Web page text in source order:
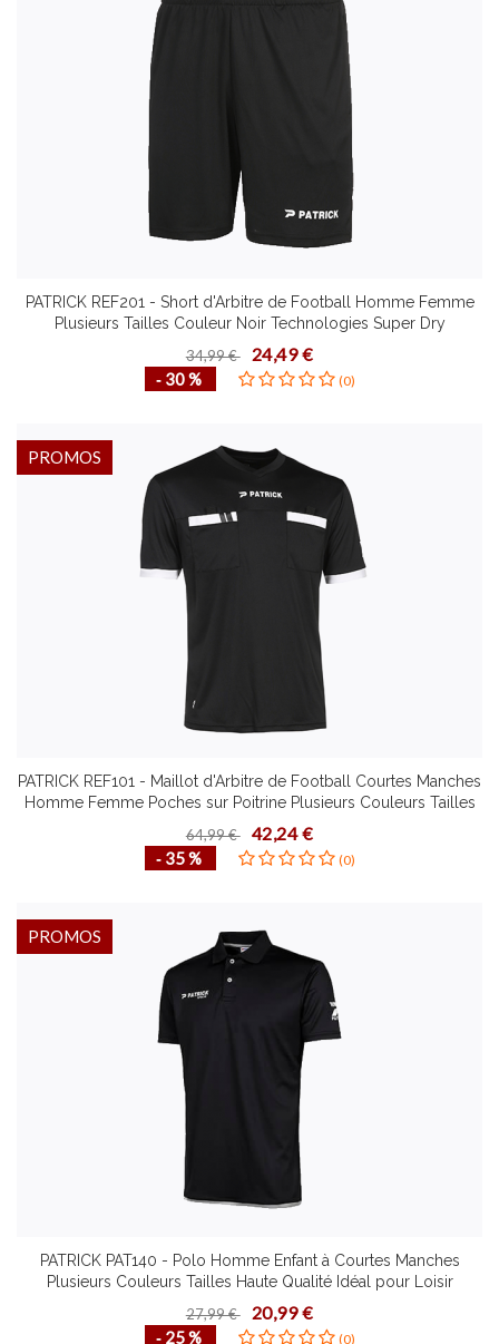
PATRICK REF201 - Short d'Arbitre de Football Homme Femme
Plusieurs Tailles Couleur Noir Technologies Super Dry
34,99 €
24,49 €
‐ 30 % (0)
PATRICK REF101 - Maillot d'Arbitre de Football Courtes Manches
Homme Femme Poches sur Poitrine Plusieurs Couleurs Tailles
Technologies Super Dry
64,99 € 42,24 €
‐ 35 % (0)
PROMOS
PATRICK PAT140 - Polo Homme Enfant à Courtes Manches
Plusieurs Couleurs Tailles Haute Qualité Idéal pour Loisir
27,99 €
20,99 €
‐ 25 % (0)
PROMOS